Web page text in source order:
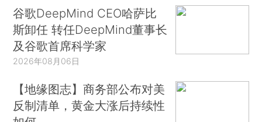
谷歌DeepMind CEO哈萨比
斯卸任 转任DeepMind董事长
及谷歌首席科学家
2026年08月06日
【地缘图志】商务部公布对美
反制清单，黄金大涨后持续性